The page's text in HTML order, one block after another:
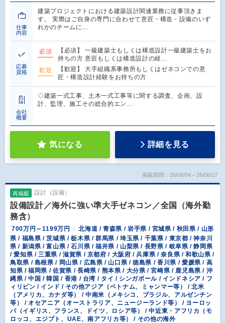
仕事
内容
建築プロジェクトにおける建築設計関連業務に従事頂きま
す。 実際はご自身の専門に合わせて意匠・構造・設備のいず
れかのチームに…
応募
資格
必須
【必須】 一級建築士もしくは構造設計一級建築士をお
持ちの方 意匠もしくは構造設計の経…
歓迎
【歓迎】 大手組織系事務所もしくはゼネコンでの意
匠・構造設計経験をお持ちの方
会社
概要
◇建築一式工事、土木一式工事等に関する調査、企画、設
計、監理、施工その総合的エン…
気になる 詳細を見る
掲載期間：26/08/04～26/08/17
再掲載 設計（設備）
設備設計／海外に強い準大手ゼネコン／全国（海外勤
務含）
700万円～1199万円
北海道 / 青森県 / 岩手県 / 宮城県 / 秋田県 / 山形
県 / 福島県 / 茨城県 / 栃木県 / 群馬県 / 埼玉県 / 千葉県 / 東京都 / 神奈川
県 / 新潟県 / 富山県 / 石川県 / 福井県 / 山梨県 / 長野県 / 岐阜県 / 静岡県
/ 愛知県 / 三重県 / 滋賀県 / 京都府 / 大阪府 / 兵庫県 / 奈良県 / 和歌山県 /
鳥取県 / 島根県 / 岡山県 / 広島県 / 山口県 / 徳島県 / 香川県 / 愛媛県 / 高
知県 / 福岡県 / 佐賀県 / 長崎県 / 熊本県 / 大分県 / 宮崎県 / 鹿児島県 / 沖
縄県 / 中国 / 韓国 / 香港 / 台湾 / タイ / シンガポール / インドネシア / フ
ィリピン / インド / その他アジア（ベトナム、ミャンマー等） / 北米
（アメリカ、カナダ等） / 中南米（メキシコ、ブラジル、アルゼンチン
等） / オセアニア（オーストラリア、ニュージーランド等） / ヨーロッ
パ（イギリス、フランス、ドイツ、ロシア等） / 中近東・アフリカ（モ
ロッコ、エジプト、UAE、南アフリカ等） / その他の海外